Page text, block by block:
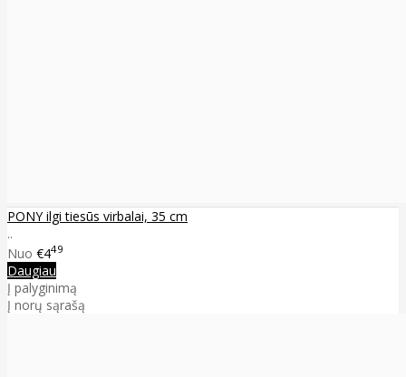
PONY ilgi tiesūs virbalai, 35 cm
..
Nuo €449
Daugiau
Į palyginimą
Į norų sąrašą